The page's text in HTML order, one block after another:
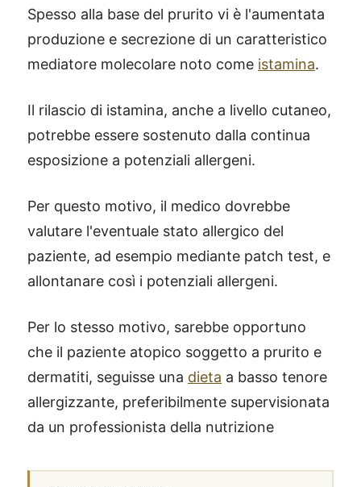
Spesso alla base del prurito vi è l'aumentata
produzione e secrezione di un caratteristico
mediatore molecolare noto come istamina.
Il rilascio di istamina, anche a livello cutaneo,
potrebbe essere sostenuto dalla continua
esposizione a potenziali allergeni.
Per questo motivo, il medico dovrebbe
valutare l'eventuale stato allergico del
paziente, ad esempio mediante patch test, e
allontanare così i potenziali allergeni.
Per lo stesso motivo, sarebbe opportuno
che il paziente atopico soggetto a prurito e
dermatiti, seguisse una dieta a basso tenore
allergizzante, preferibilmente supervisionata
da un professionista della nutrizione